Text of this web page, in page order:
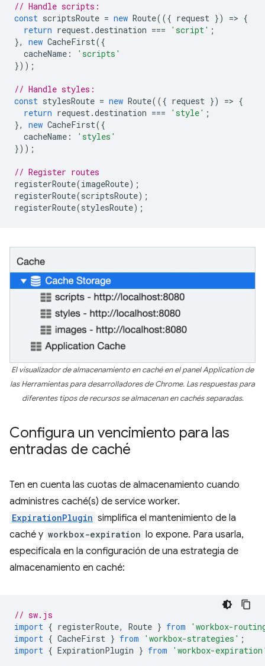
// Handle scripts:
const scriptsRoute = new Route(({ request }) => {
return request.destination === 'script' ;
},
new CacheFirst({
cacheName :
'scripts'
}));
// Handle styles:
const stylesRoute = new Route(({ request }) => {
return request.destination === 'style' ;
},
new CacheFirst({
cacheName :
'styles'
}));
// Register routes
registerRoute(imageRoute);
registerRoute(scriptsRoute);
registerRoute(stylesRoute);
El visualizador de almacenamiento en caché en el panel Application de
las Herramientas para desarrolladores de Chrome. Las respuestas para
diferentes tipos de recursos se almacenan en cachés separadas.
Configura un vencimiento para las
entradas de caché
Ten en cuenta las cuotas de almacenamiento cuando
administres caché(s) de service worker.
ExpirationPlugin simplifica el mantenimiento de la
caché y workbox-expiration lo expone. Para usarla,
especifícala en la configuración de una estrategia de
almacenamiento en caché:
// sw.js
import { registerRoute, Route } from
'workbox-
import { CacheFirst } from 'workbox-strategies' ;
import { ExpirationPlugin } from 'workbox-